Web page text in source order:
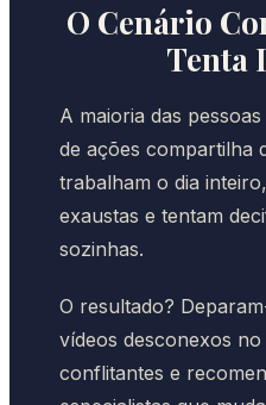
O Cenário
Tenta
A maioria das
de ações compartilha
trabalham o dia
exaustas e tentam
sozinhas.
O resultado?
vídeos desconexos no
conflitantes e